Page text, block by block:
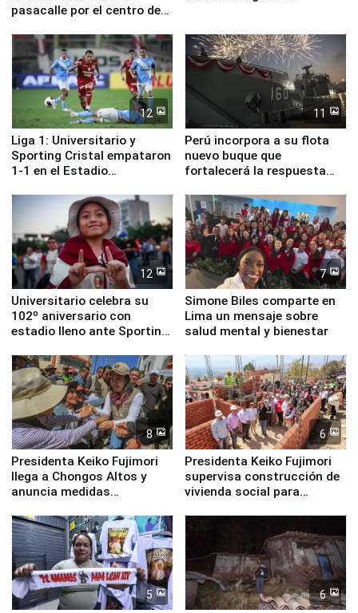
pasacalle por el centro de
12
Liga 1: Universitario y
Sporting Cristal empataron
1-1 en el Estadio
11
Perú incorpora a su flota
nuevo buque que
fortalecerá la respuesta
12
Universitario celebra su
102º aniversario con
estadio lleno ante Sporting
7
Simone Biles comparte en
Lima un mensaje sobre
salud mental y bienestar
8
Presidenta Keiko Fujimori
llega a Chongos Altos y
anuncia medidas
educación, salud y empleo
6
Presidenta Keiko Fujimori
supervisa construcción de
vivienda social para
5 6